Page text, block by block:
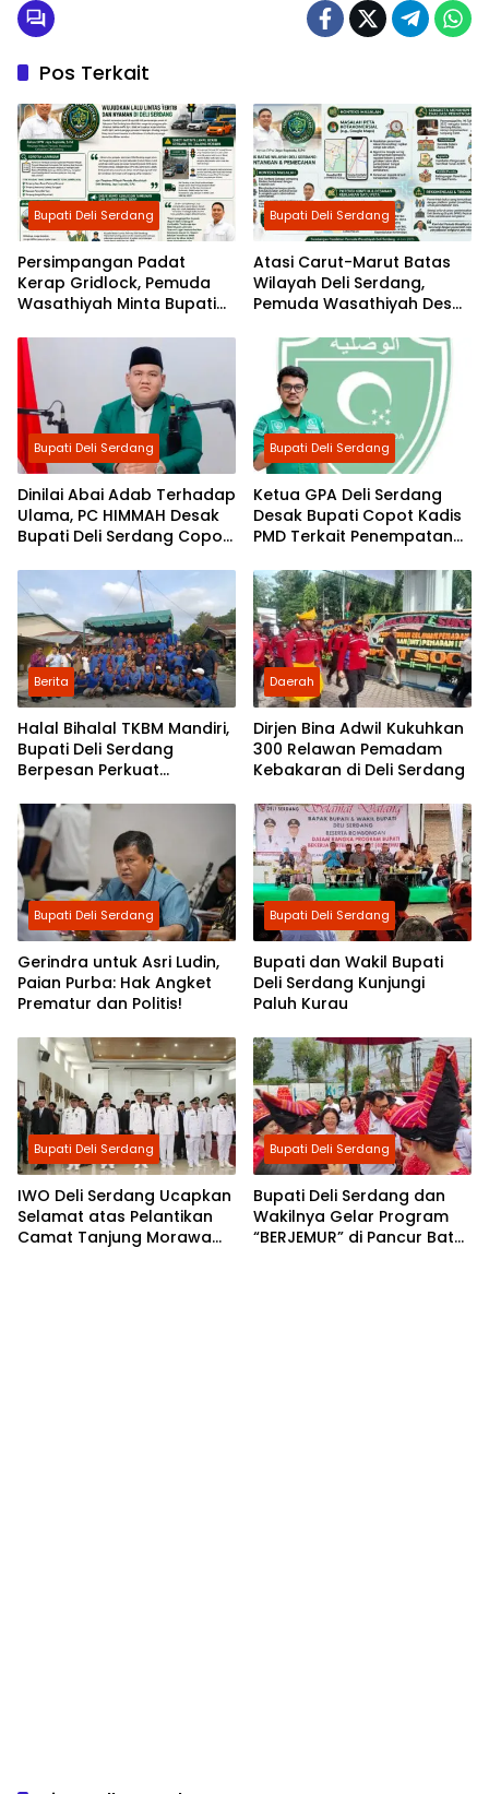
Pos Terkait
Bupati Deli Serdang
Persimpangan Padat
Kerap Gridlock, Pemuda
Wasathiyah Minta Bupati
Benahi Lalu Lintas Deli
Serdang
Bupati Deli Serdang
Atasi Carut-Marut Batas
Wilayah Deli Serdang,
Pemuda Wasathiyah Desak
Policy’
Bupati Deli Serdang
Dinilai Abai Adab Terhadap
Ulama, PC HIMMAH Desak
Bupati Deli Serdang Copot
Bupati Deli Serdang
Ketua GPA Deli Serdang
Desak Bupati Copot Kadis
PMD Terkait Penempatan
Berita
Halal Bihalal TKBM Mandiri,
Bupati Deli Serdang
Berpesan Perkuat
Kepedulian Sosial
Daerah
Dirjen Bina Adwil Kukuhkan
300 Relawan Pemadam
Kebakaran di Deli Serdang
Bupati Deli Serdang
Gerindra untuk Asri Ludin,
Paian Purba: Hak Angket
Prematur dan Politis!
Bupati Deli Serdang
Bupati dan Wakil Bupati
Deli Serdang Kunjungi
Paluh Kurau
Bupati Deli Serdang
IWO Deli Serdang Ucapkan
Selamat atas Pelantikan
Camat Tanjung Morawa
Bupati Deli Serdang
Bupati Deli Serdang dan
Wakilnya Gelar Program
“BERJEMUR” di Pancur Batu,